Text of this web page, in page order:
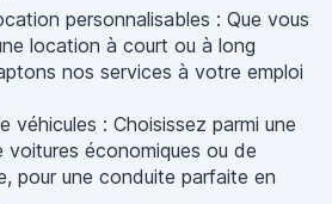
personnalisables : Que vous
location à court ou à long
nos services à votre emploi
véhicules : Choisissez parmi une
voitures économiques ou de
pour une conduite parfaite en